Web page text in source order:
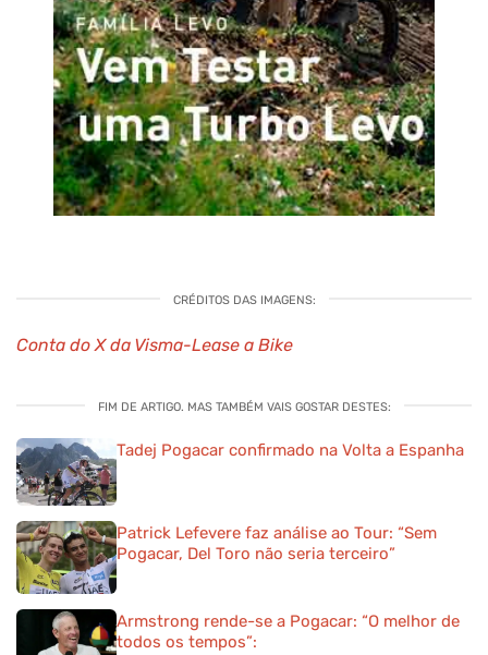
CRÉDITOS DAS IMAGENS:
Conta do X da Visma-Lease a Bike
FIM DE ARTIGO. MAS TAMBÉM VAIS GOSTAR DESTES:
Tadej Pogacar confirmado na Volta a Espanha
Patrick Lefevere faz análise ao Tour: “Sem
Pogacar, Del Toro não seria terceiro”
Armstrong rende-se a Pogacar: “O melhor de
todos os tempos”: